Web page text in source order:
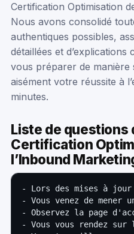
Certification Optimisation
Nous avons consolidé
authentiques possibles,
détaillées et
vous préparer de manière
aisément votre réussite à
minutes.
Liste de questions
Certification
l’Inbound